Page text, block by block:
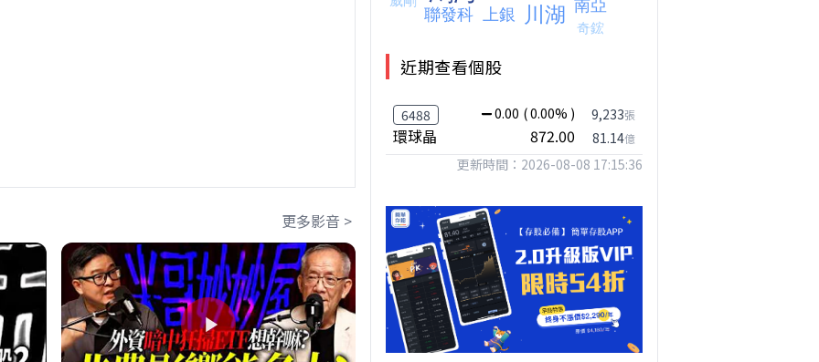
更多影音 >
近期查看個股
6488 0.00 ( 0.00% )
環球晶 872.00
9,233張
81.14億
更新時間：2026-08-08 17:15:36